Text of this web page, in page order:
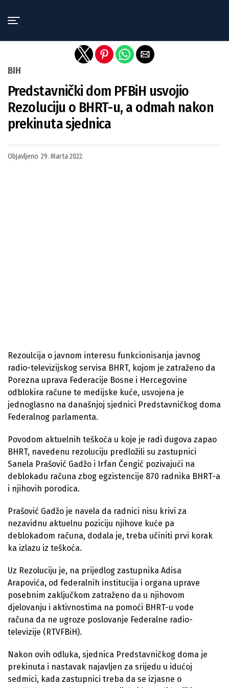
BIH
Predstavnički dom PFBiH usvojio
Rezoluciju o BHRT-u, a odmah nakon
prekinuta sjednica
Objavljeno 29. Marta 2022.
Rezoulcija o javnom interesu funkcionisanja javnog
radio-televizijskog servisa BHRT, kojom je zatraženo da
Porezna uprava Federacije Bosne i Hercegovine
odblokira račune te medijske kuće, usvojena je
jednoglasno na današnjoj sjednici Predstavničkog doma
Federalnog parlamenta.
Povodom aktuelnih teškoća u koje je radi dugova zapao
BHRT, navedenu rezoluciju predložili su zastupnici
Sanela Prašović Gadžo i Irfan Čengić pozivajući na
deblokadu računa zbog egzistencije 870 radnika BHRT-a
i njihovih porodica.
Prašović Gadžo je navela da radnici nisu krivi za
nezavidnu aktuelnu poziciju njihove kuće pa
deblokadom računa, dodala je, treba učiniti prvi korak
ka izlazu iz teškoća.
Uz Rezoluciju je, na prijedlog zastupnika Adisa
Arapovića, od federalnih institucija i organa uprave
posebnim zaključkom zatraženo da u njihovom
djelovanju i aktivnostima na pomoći BHRT-u vode
računa da ne ugroze poslovanje Federalne radio-
televizije (RTVFBiH).
Nakon ovih odluka, sjednica Predstavničkog doma je
prekinuta i nastavak najavljen za srijedu u idućoj
sedmici, kada zastupnici treba da se izjasne o